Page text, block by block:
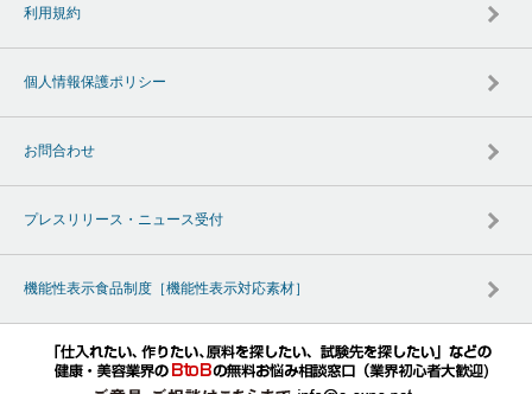
利用規約
個人情報保護ポリシー
お問合わせ
プレスリリース・ニュース受付
機能性表示食品制度［機能性表示対応素材］